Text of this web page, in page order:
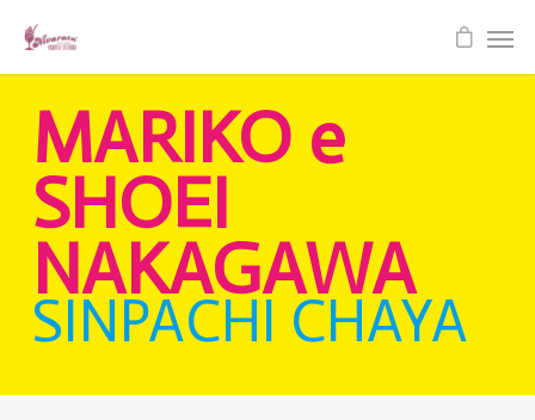
MARIKO e
SHOEI
NAKAGAWA
SINPACHI CHAYA